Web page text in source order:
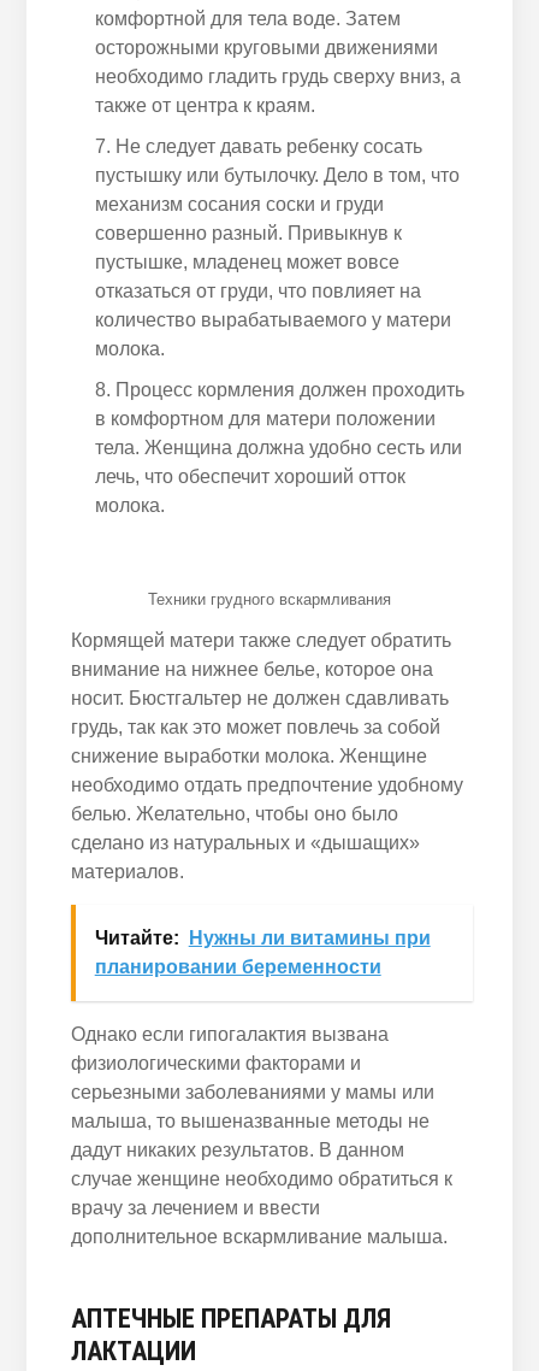
комфортной для тела воде. Затем
осторожными круговыми движениями
необходимо гладить грудь сверху вниз, а
также от центра к краям.
Не следует давать ребенку сосать
пустышку или бутылочку. Дело в том, что
механизм сосания соски и груди
совершенно разный. Привыкнув к
пустышке, младенец может вовсе
отказаться от груди, что повлияет на
количество вырабатываемого у матери
молока.
Процесс кормления должен проходить
в комфортном для матери положении
тела. Женщина должна удобно сесть или
лечь, что обеспечит хороший отток
молока.
Техники грудного вскармливания
Кормящей матери также следует обратить
внимание на нижнее белье, которое она
носит. Бюстгальтер не должен сдавливать
грудь, так как это может повлечь за собой
снижение выработки молока. Женщине
необходимо отдать предпочтение удобному
белью. Желательно, чтобы оно было
сделано из натуральных и «дышащих»
материалов.
Читайте:
Нужны ли витамины при
планировании беременности
Однако если гипогалактия вызвана
физиологическими факторами и
серьезными заболеваниями у мамы или
малыша, то вышеназванные методы не
дадут никаких результатов. В данном
случае женщине необходимо обратиться к
врачу за лечением и ввести
дополнительное вскармливание малыша.
АПТЕЧНЫЕ ПРЕПАРАТЫ ДЛЯ
ЛАКТАЦИИ